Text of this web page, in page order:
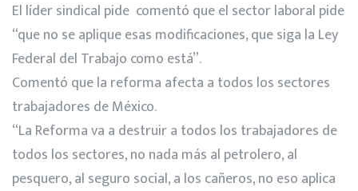
El líder sindical pide comentó que el sector laboral pide
“que no se aplique esas modificaciones, que siga la Ley
Federal del Trabajo como está”.
Comentó que la reforma afecta a todos los sectores
trabajadores de México.
“La Reforma va a destruir a todos los trabajadores de
todos los sectores, no nada más al petrolero, al
pesquero, al seguro social, a los cañeros, no eso aplica